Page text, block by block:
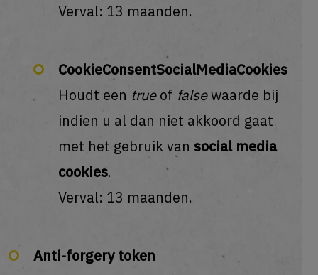
Verval: 13 maanden.
CookieConsentSocialMediaCookies
Houdt een trueof falsewaarde bij
indien u al dan niet akkoord gaat
met het gebruik van social media
cookies.
Verval: 13 maanden.
Anti-forgery token